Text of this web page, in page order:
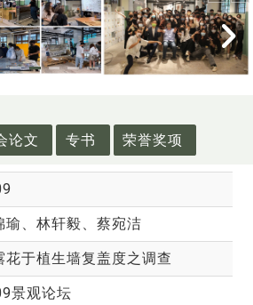
论文 专书 荣誉奖项
瑜 、林轩毅、蔡宛洁
花于植生墙复盖度之调查
景观论坛